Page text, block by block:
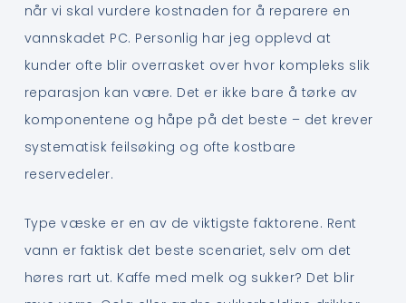
når vi skal vurdere kostnaden for å reparere en
vannskadet PC. Personlig har jeg opplevd at
kunder ofte blir overrasket over hvor kompleks slik
reparasjon kan være. Det er ikke bare å tørke av
komponentene og håpe på det beste – det krever
systematisk feilsøking og ofte kostbare
reservedeler.
Type væske er en av de viktigste faktorene. Rent
vann er faktisk det beste scenariet, selv om det
høres rart ut. Kaffe med melk og sukker? Det blir